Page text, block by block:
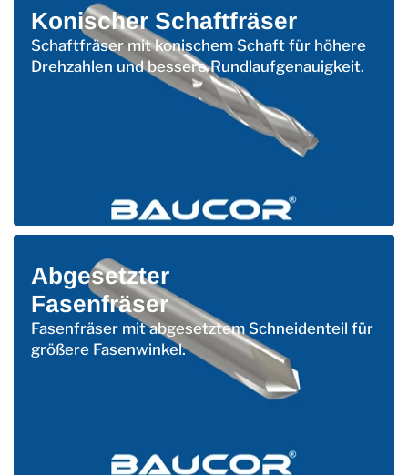
Konischer Schaftfräser
Schaftfräser mit konischem Schaft für höhere
Drehzahlen und bessere Rundlaufgenauigkeit.
Abgesetzter
Fasenfräser
Fasenfräser mit abgesetztem Schneidenteil für
größere Fasenwinkel.